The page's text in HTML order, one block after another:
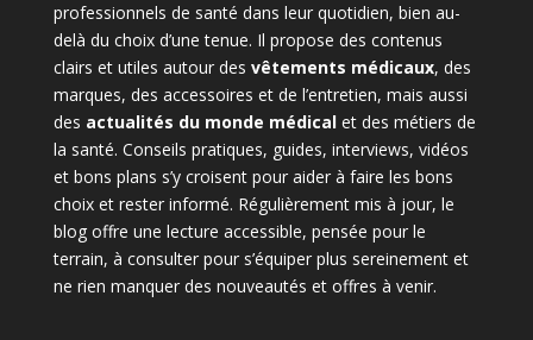
professionnels de santé dans leur quotidien, bien au-
delà du choix d’une tenue. Il propose des contenus
clairs et utiles autour des vêtements médicaux, des
marques, des accessoires et de l’entretien, mais aussi
des actualités du monde médicalet des métiers de
la santé. Conseils pratiques, guides, interviews, vidéos
et bons plans s’y croisent pour aider à faire les bons
choix et rester informé. Régulièrement mis à jour, le
blog offre une lecture accessible, pensée pour le
terrain, à consulter pour s’équiper plus sereinement et
ne rien manquer des nouveautés et offres à venir.